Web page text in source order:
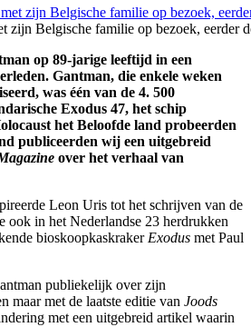
zijn Belgische familie op bezoek, eerder
op 89-jarige leeftijd in een
Gantman, die enkele weken
was één van de 4. 500
Exodus 47, het schip
het Beloofde land probeerden
publiceerden wij een uitgebreid
over het verhaal van
Leon Uris tot het schrijven van de
ook in het Nederlandse 23 herdrukken
bioskoopkaskraker Exodus met Paul
publiekelijk over zijn
maar met de laatste editie van Joods
met een uitgebreid artikel waarin